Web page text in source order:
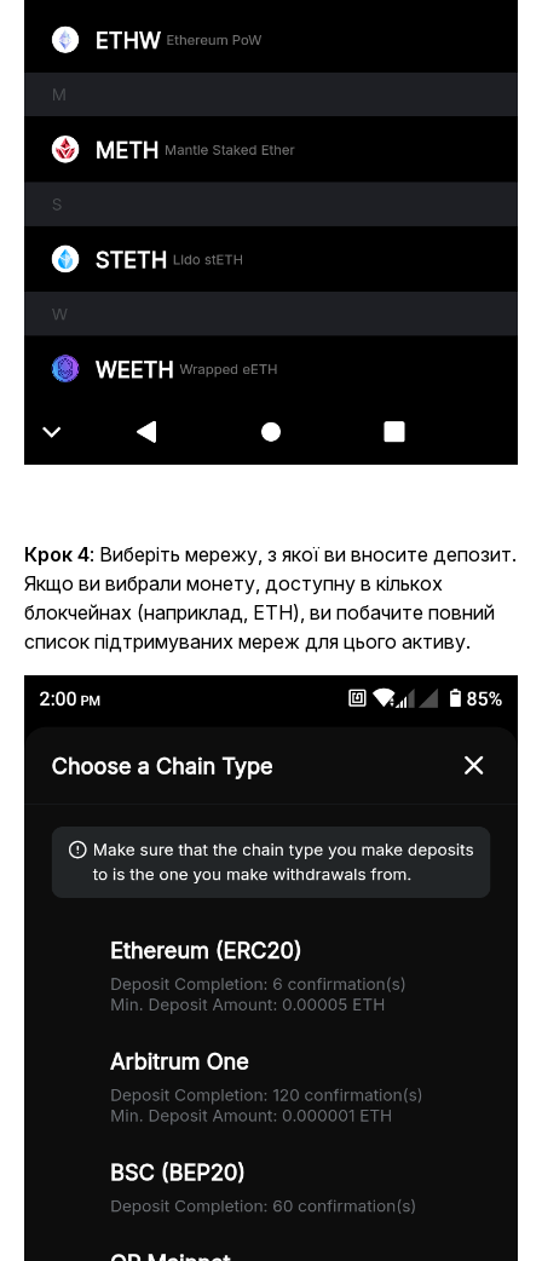
Крок 4: Виберіть мережу, з якої ви вносите депозит.
Якщо ви вибрали монету, доступну в кількох
блокчейнах (наприклад, ETH), ви побачите повний
список підтримуваних мереж для цього активу.